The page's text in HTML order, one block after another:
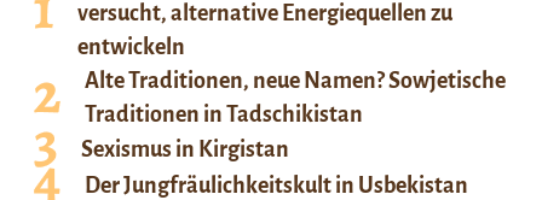
versucht, alternative Energiequellen zu
entwickeln
Alte Traditionen, neue Namen? Sowjetische
Traditionen in Tadschikistan
Sexismus in Kirgistan
Der Jungfräulichkeitskult in Usbekistan